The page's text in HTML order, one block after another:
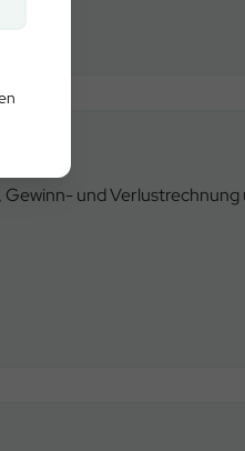
und Verlustrechnung